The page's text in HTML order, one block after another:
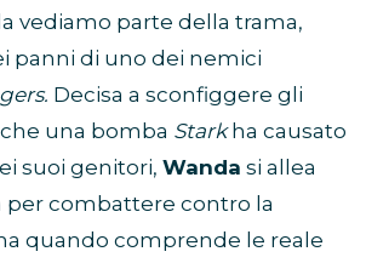
vediamo parte della trama,
panni di uno dei nemici
Decisa a sconfiggere gli
una bomba Starkha causato
suoi genitori, Wanda si allea
per combattere contro la
quando comprende le reale